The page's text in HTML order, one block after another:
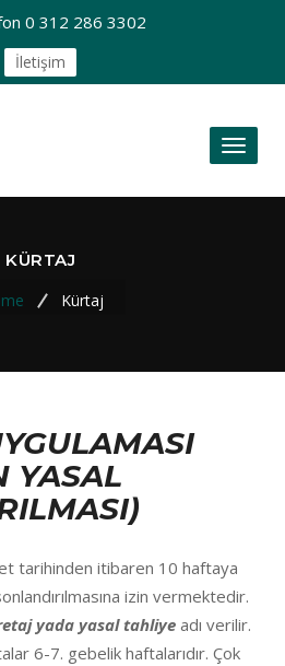
0 312 286 3302
İletişim
Toggle
KÜRTAJ
Kürtaj
YASAL
tarihinden itibaren 10 haftaya
izin vermektedir.
yada yasal tahliye adı verilir.
6-7. gebelik haftalarıdır. Çok